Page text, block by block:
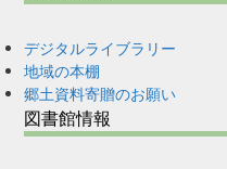
デジタルライブラリー
地域の本棚
郷土資料寄贈のお願い
図書館情報